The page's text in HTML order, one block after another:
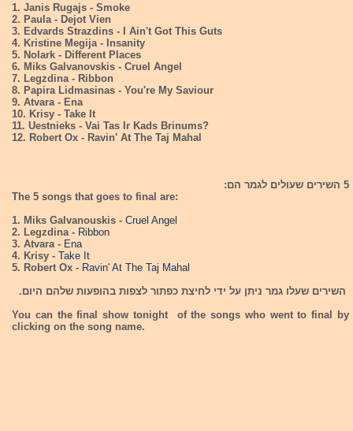
1. Janis Rugajs - Smoke
2. Paula - Dejot Vien
3. Edvards Strazdins - I Ain't Got This Guts
4. Kristine Megija - Insanity
5. Nolark - Different Places
6. Miks Galvanovskis - Cruel Angel
7. Legzdina - Ribbon
8. Papira Lidmasinas - You're My Saviour
9. Atvara - Ena
10. Krisy - Take It
11. Uestnieks - Vai Tas Ir Kads Brinums?
12. Robert Ox - Ravin' At The Taj Mahal
5 השירים שעולים לגמר הם:
The 5 songs that goes to final are:
1. Miks Galvanouskis - Cruel Angel
2. Legzdina - Ribbon
3. Atvara - Ena
4. Krisy - Take It
5. Robert Ox - Ravin' At The Taj Mahal
השירים שעלו גמר ניתן על ידי לחיצת כפתור לצפות בהופעות שלהם היום.
You can the final show tonight of the songs who went to final by
clicking on the song name.